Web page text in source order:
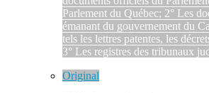
Parlement du Québec; 2° Les
émanant du gouvernement du
tels les lettres patentes, les
3° Les registres des tribunaux
Original